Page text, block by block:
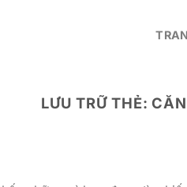
LƯU TRỮ THẺ: